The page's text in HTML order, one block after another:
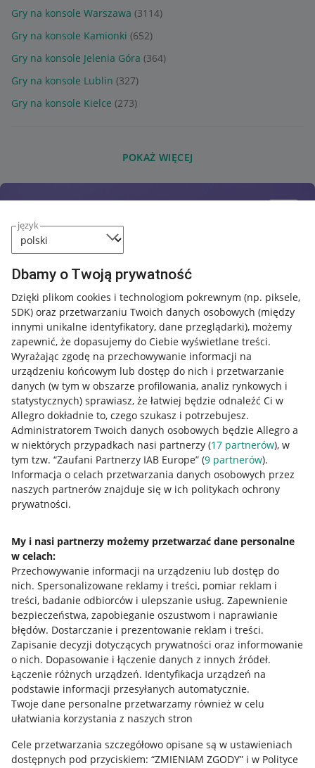
język
Dbamy o Twoją prywatność
Dzięki plikom cookies i technologiom pokrewnym (np. piksele,
SDK) oraz przetwarzaniu Twoich danych osobowych (między
innymi unikalne identyfikatory, dane przeglądarki), możemy
zapewnić, że dopasujemy do Ciebie wyświetlane treści.
Wyrażając zgodę na przechowywanie informacji na
urządzeniu końcowym lub dostęp do nich i przetwarzanie
danych (w tym w obszarze profilowania, analiz rynkowych i
statystycznych) sprawiasz, że łatwiej będzie odnaleźć Ci w
Allegro dokładnie to, czego szukasz i potrzebujesz.
Administratorem Twoich danych osobowych będzie Allegro a
w niektórych przypadkach nasi partnerzy (17 partnerów), w
tym tzw. “Zaufani Partnerzy IAB Europe” (9 partnerów).
Informacja o celach przetwarzania danych osobowych przez
naszych partnerów znajduje się w ich politykach ochrony
prywatności.
My i nasi partnerzy możemy przetwarzać dane personalne
w celach:
Przechowywanie informacji na urządzeniu lub dostęp do
nich. Spersonalizowane reklamy i treści, pomiar reklam i
treści, badanie odbiorców i ulepszanie usług. Zapewnienie
bezpieczeństwa, zapobieganie oszustwom i naprawianie
błędów. Dostarczanie i prezentowanie reklam i treści.
Zapisanie decyzji dotyczących prywatności oraz informowanie
o nich. Dopasowanie i łączenie danych z innych źródeł.
Łączenie różnych urządzeń. Identyfikacja urządzeń na
podstawie informacji przesyłanych automatycznie.
Twoje dane personalne przetwarzamy również w celu
ułatwiania korzystania z naszych stron
Cele przetwarzania szczegółowo opisane są w ustawieniach
dostępnych pod przyciskiem: “ZMIENIAM ZGODY” i w Polityce
Gry na konsole Warszawa (3114)
Gry na konsole Kamionki (652)
Gry na konsole Jelenia Góra (364)
Gry na konsole Lublin (327)
Gry na konsole Kielce (273)
POKAŻ WIĘCEJ
Przydatne informacje
Jak to działa
Allegro Gadane dla sprzedających
Allegro Gadane dla kupujących
Mapa miejscowości
Informacje prawne
Regulamin
Polityka plików "cookies"
Ustawienia plików "cookies"
Udostępnianie lokalizacji